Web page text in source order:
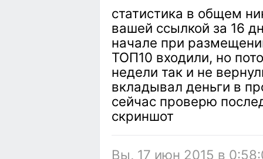
статистика в общем
вашей ссылкой за 16
начале при
ТОП10 входили, но
недели так и не
вкладывал деньги в
сейчас проверю
скриншот
Вы, 17 июн 2015 в